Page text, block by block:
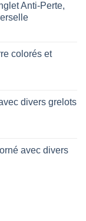
Anti-Perte,
colorés et
divers grelots
avec divers